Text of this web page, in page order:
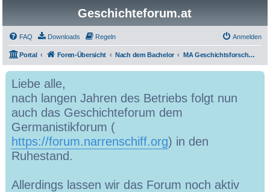
Geschichteforum.at
FAQ Downloads Regeln Anmelden
Portal Foren-Übersicht Nach dem Bachelor MA Geschichtsforschung
Liebe alle,
nach langen Jahren des Betriebs folgt nun
auch das Geschichteforum dem
Germanistikforum (
https://forum.narrenschiff.org) in den
Ruhestand.
Allerdings lassen wir das Forum noch aktiv